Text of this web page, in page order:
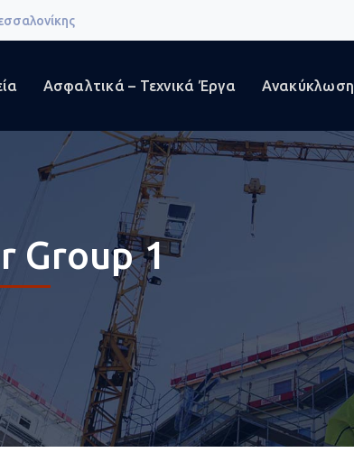
Ασφαλτικά – Τεχνικά Έργα Ανακύκλωση
Group 1